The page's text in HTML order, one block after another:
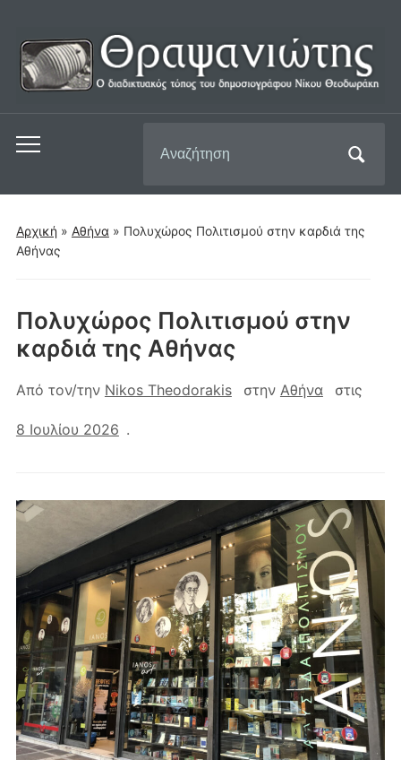
Εναλλαγή
μενού
για
κινητά
για:
Αρχική » Αθήνα » Πολυχώρος Πολιτισμού στην καρδιά της
Αθήνας
Πολυχώρος Πολιτισμού στην
καρδιά της Αθήνας
Από τον/την Nikos Theodorakis στην Αθήνα στις
8 Ιουλίου 2026 .